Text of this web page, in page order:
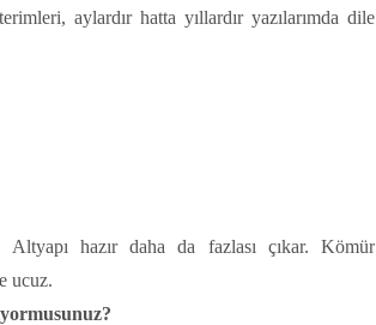
aylardır hatta yıllardır yazılarımda dile
hazır daha da fazlası çıkar. Kömür
ucuz.